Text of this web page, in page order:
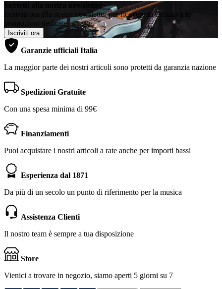
Iscriviti alla nostra newsletter
Iscriviti ora alla nostra newsletter per ricevere in esclusiva le
promozioni dedicate
Iscriviti ora
Garanzie ufficiali Italia
La maggior parte dei nostri articoli sono protetti da garanzia nazione
Spedizioni Gratuite
Con una spesa minima di 99€
Finanziamenti
Puoi acquistare i nostri articoli a rate anche per importi bassi
Esperienza dal 1871
Da più di un secolo un punto di riferimento per la musica
Assistenza Clienti
Il nostro team è sempre a tua disposizione
Store
Vienici a trovare in negozio, siamo aperti 5 giorni su 7